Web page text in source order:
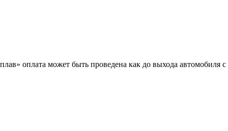
оплата может быть проведена как до выхода